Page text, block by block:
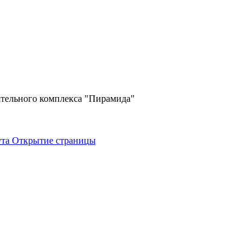
комплекса "Пирамида"